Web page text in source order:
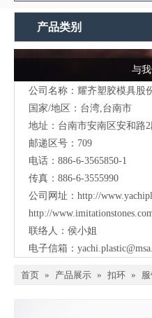
产品类别
与
公司名称：耀齐塑胶模具股
国家/地区：台湾,台南市
地址：台南市安南区安和路2
邮递区号：709
电话：886-6-3565850-1
传真：886-6-3555990
公司网址： http://
http://
联络人：侯小姐
电子信箱：
首页 » 产品展示 » 扣环 »